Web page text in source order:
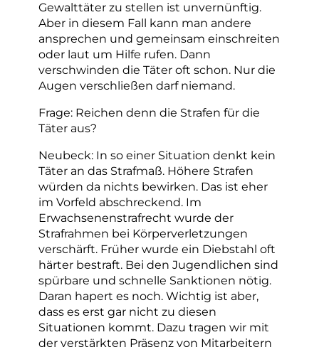
Gewalttäter zu stellen ist unvernünftig.
Aber in diesem Fall kann man andere
ansprechen und gemeinsam einschreiten
oder laut um Hilfe rufen. Dann
verschwinden die Täter oft schon. Nur die
Augen verschließen darf niemand.
Frage: Reichen denn die Strafen für die
Täter aus?
Neubeck: In so einer Situation denkt kein
Täter an das Strafmaß. Höhere Strafen
würden da nichts bewirken. Das ist eher
im Vorfeld abschreckend. Im
Erwachsenenstrafrecht wurde der
Strafrahmen bei Körperverletzungen
verschärft. Früher wurde ein Diebstahl oft
härter bestraft. Bei den Jugendlichen sind
spürbare und schnelle Sanktionen nötig.
Daran hapert es noch. Wichtig ist aber,
dass es erst gar nicht zu diesen
Situationen kommt. Dazu tragen wir mit
der verstärkten Präsenz von Mitarbeitern